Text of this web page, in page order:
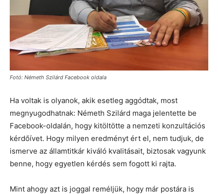
Fotó: Németh Szilárd Facebook oldala
Ha voltak is olyanok, akik esetleg aggódtak, most
megnyugodhatnak: Németh Szilárd maga jelentette be
Facebook-oldalán, hogy kitöltötte a nemzeti konzultációs
kérdőívet. Hogy milyen eredményt ért el, nem tudjuk, de
ismerve az államtitkár kiváló kvalitásait, biztosak vagyunk
benne, hogy egyetlen kérdés sem fogott ki rajta.
Mint ahogy azt is joggal reméljük, hogy már postára is